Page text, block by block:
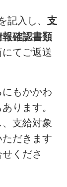
入し、 支
確認書類
てご返送
もかかわ
ります。
支給対象
だきます
くださ